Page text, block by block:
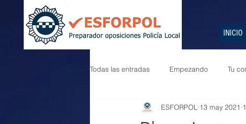
INICIO
Todas las entradas Empezando Tu
ESFORPOL 13 may 2021